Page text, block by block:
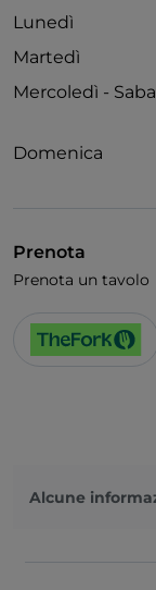
Si parla inglese
Lunedì
Martedì
Mercoledì -
Domenica
Prenota
Prenota un tavolo
Alcune